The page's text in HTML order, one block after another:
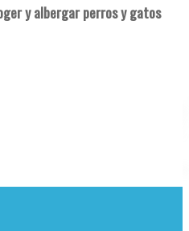
y albergar perros y gatos